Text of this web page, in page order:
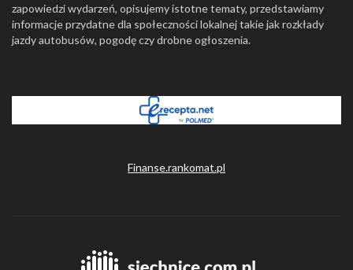
zapowiedzi wydarzeń, opisujemy istotne tematy, przedstawiamy
informacje przydatne dla społeczności lokalnej takie jak rozkłady
jazdy autobusów, pogodę czy drobne ogłoszenia.
Finanse.rankomat.pl